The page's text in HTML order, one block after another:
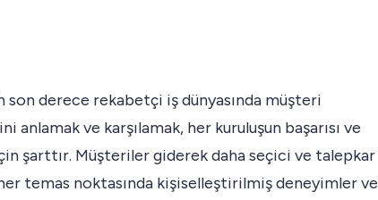
son derece rekabetçi iş dünyasında müşteri
anlamak ve karşılamak, her kuruluşun başarısı ve
şarttır. Müşteriler giderek daha seçici ve talepkar
temas noktasında kişiselleştirilmiş deneyimler ve